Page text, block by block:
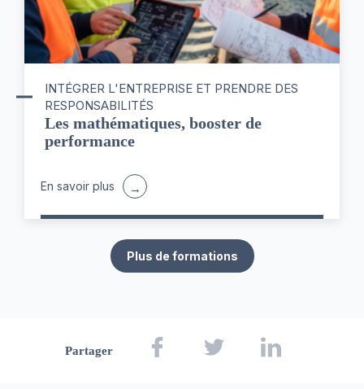
INTÉGRER L'ENTREPRISE ET PRENDRE DES
RESPONSABILITÉS
Les mathématiques, booster de
performance
En savoir plus
Plus de formations
Partager